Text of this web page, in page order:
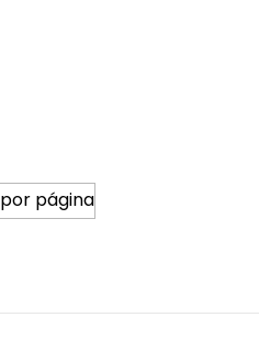
por página